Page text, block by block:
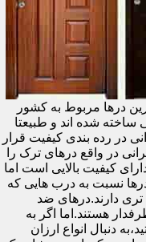
درها مربوط به کشور
ساخته شده اند و طبیعتا
در رده بندی کیفیت قرار
در واقع درهای ترک را
کیفیت بالایی است اما
نسبت به درب هایی که
دارند.درهای ضد
هستند.اما اگر به
دنبال انواع ارزان